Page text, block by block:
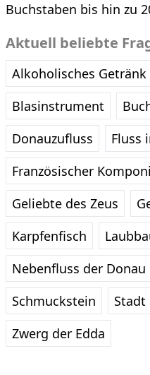
Buchstaben bis hin zu
Aktuell beliebte
Alkoholisches Getränk
Blasinstrument
Donauzufluss
Fluss
Französischer
Geliebte des Zeus
Karpfenfisch
Nebenfluss der Donau
Schmuckstein
Stadt
Zwerg der Edda